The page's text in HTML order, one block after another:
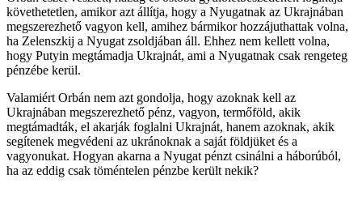
követhetetlen, amikor azt állítja, hogy a Nyugatnak az Ukrajnában
megszerezhető vagyon kell, amihez bármikor hozzájuthattak volna,
ha Zelenszkij a Nyugat zsoldjában áll. Ehhez nem kellett volna,
hogy Putyin megtámadja Ukrajnát, ami a Nyugatnak csak rengeteg
pénzébe kerül.
Valamiért Orbán nem azt gondolja, hogy azoknak kell az
Ukrajnában megszerezhető pénz, vagyon, termőföld, akik
megtámadták, el akarják foglalni Ukrajnát, hanem azoknak, akik
segítenek megvédeni az ukránoknak a saját földjüket és a
vagyonukat. Hogyan akarna a Nyugat pénzt csinálni a háborúból,
ha az eddig csak töméntelen pénzbe került nekik?